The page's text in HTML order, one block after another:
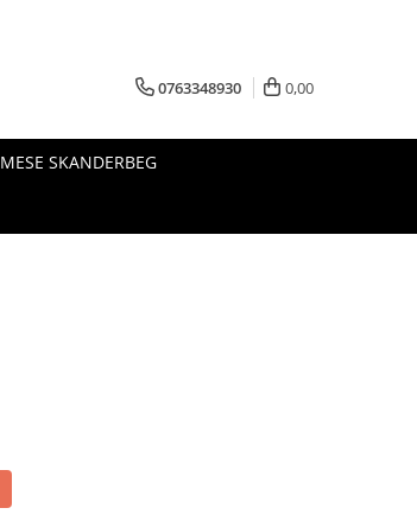
0763348930 0,00
MESE SKANDERBEG